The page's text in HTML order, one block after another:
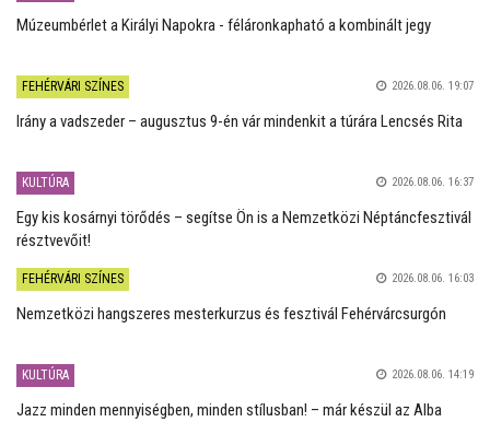
Múzeumbérlet a Királyi Napokra - féláronkapható a kombinált jegy
FEHÉRVÁRI SZÍNES 2026.08.06. 19:07
Irány a vadszeder – augusztus 9-én vár mindenkit a túrára Lencsés Rita
KULTÚRA 2026.08.06. 16:37
Egy kis kosárnyi törődés – segítse Ön is a Nemzetközi Néptáncfesztivál
résztvevőit!
FEHÉRVÁRI SZÍNES 2026.08.06. 16:03
Nemzetközi hangszeres mesterkurzus és fesztivál Fehérvárcsurgón
KULTÚRA 2026.08.06. 14:19
Jazz minden mennyiségben, minden stílusban! – már készül az Alba